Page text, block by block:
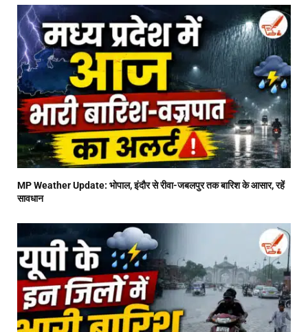
MP Weather Update: भोपाल, इंदौर से रीवा-जबलपुर तक बारिश के आसार, रहें
सावधान